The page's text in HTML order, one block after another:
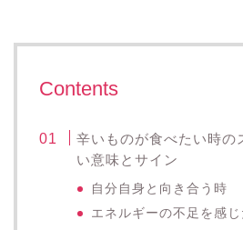
Contents
辛いものが食べたい時の
い意味とサイン
自分自身と向き合う時
エネルギーの不足を感